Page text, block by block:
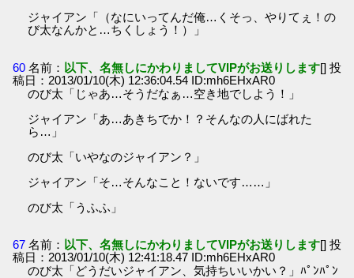
ジャイアン「（なにいってんだ俺…くそっ、やりてぇ！の
び太なんかと…ちくしょう！）」
60 名前： 以下、名無しにかわりましてVIPがお送りします[] 投
稿日：2013/01/10(木) 12:36:04.54 ID:mh6EHxAR0
のび太「じゃあ…そうだなぁ…空き地でしよう！」
ジャイアン「あ…あきちでか！？そんなの人にばれた
ら…」
のび太「いやなのジャイアン？」
ジャイアン「そ…そんなこと！ないです……」
のび太「うふふ」
67 名前： 以下、名無しにかわりましてVIPがお送りします[] 投
稿日：2013/01/10(木) 12:41:18.47 ID:mh6EHxAR0
のび太「どうだいジャイアン、気持ちいいかい？」ﾊﾟﾝﾊﾟﾝ